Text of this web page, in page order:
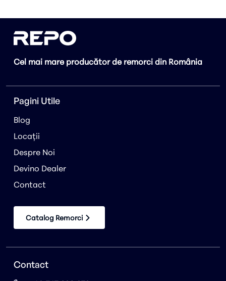
Cel mai mare producător de remorci din România
Pagini Utile
Blog
Locații
Despre Noi
Devino Dealer
Contact
Catalog Remorci
Contact